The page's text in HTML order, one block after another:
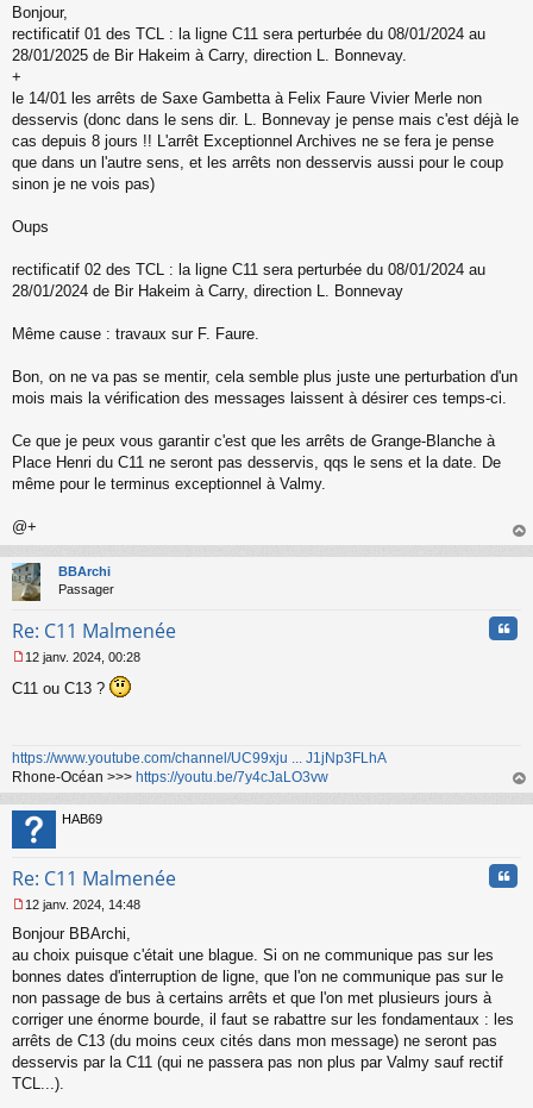
e
s
s
e
n
o
n
u
Bonjour,
rectificatif 01 des TCL : la ligne C11 sera perturbée du 08/01/2024 au
28/01/2025 de Bir Hakeim à Carry, direction L. Bonnevay.
+
le 14/01 les arrêts de Saxe Gambetta à Felix Faure Vivier Merle non
desservis (donc dans le sens dir. L. Bonnevay je pense mais c'est déjà le
cas depuis 8 jours !! L'arrêt Exceptionnel Archives ne se fera je pense
que dans un l'autre sens, et les arrêts non desservis aussi pour le coup
sinon je ne vois pas)
Oups
rectificatif 02 des TCL : la ligne C11 sera perturbée du 08/01/2024 au
28/01/2024 de Bir Hakeim à Carry, direction L. Bonnevay
Même cause : travaux sur F. Faure.
Bon, on ne va pas se mentir, cela semble plus juste une perturbation d'un
mois mais la vérification des messages laissent à désirer ces temps-ci.
Ce que je peux vous garantir c'est que les arrêts de Grange-Blanche à
Place Henri du C11 ne seront pas desservis, qqs le sens et la date. De
même pour le terminus exceptionnel à Valmy.
@+
au
BBArchi
Passager
Re: C11 Malmenée
e
g
e
n
o
n
l
12 janv. 2024, 00:28
C11 ou C13 ?
https://www.youtube.com/channel/UC99xju ... J1jNp3FLhA
Rhone-Océan >>> https://youtu.be/7y4cJaLO3vw
au
HAB69
Re: C11 Malmenée
e
s
s
g
e
n
o
n
12 janv. 2024, 14:48
Bonjour BBArchi,
au choix puisque c'était une blague. Si on ne communique pas sur les
bonnes dates d'interruption de ligne, que l'on ne communique pas sur le
non passage de bus à certains arrêts et que l'on met plusieurs jours à
corriger une énorme bourde, il faut se rabattre sur les fondamentaux : les
arrêts de C13 (du moins ceux cités dans mon message) ne seront pas
desservis par la C11 (qui ne passera pas non plus par Valmy sauf rectif
TCL...).